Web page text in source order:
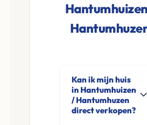
Kan ik mijn huis
in Hantumhuizen
/ Hantumhuzen
direct verkopen?